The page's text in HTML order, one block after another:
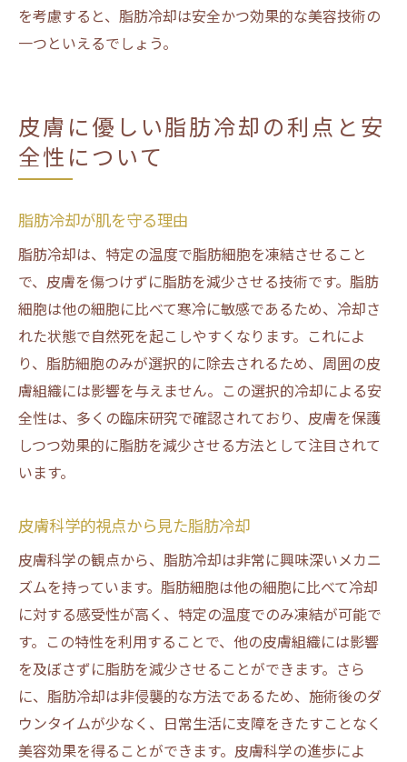
を考慮すると、脂肪冷却は安全かつ効果的な美容技術の
一つといえるでしょう。
皮膚に優しい脂肪冷却の利点と安
全性について
脂肪冷却が肌を守る理由
脂肪冷却は、特定の温度で脂肪細胞を凍結させること
で、皮膚を傷つけずに脂肪を減少させる技術です。脂肪
細胞は他の細胞に比べて寒冷に敏感であるため、冷却さ
れた状態で自然死を起こしやすくなります。これによ
り、脂肪細胞のみが選択的に除去されるため、周囲の皮
膚組織には影響を与えません。この選択的冷却による安
全性は、多くの臨床研究で確認されており、皮膚を保護
しつつ効果的に脂肪を減少させる方法として注目されて
います。
皮膚科学的視点から見た脂肪冷却
皮膚科学の観点から、脂肪冷却は非常に興味深いメカニ
ズムを持っています。脂肪細胞は他の細胞に比べて冷却
に対する感受性が高く、特定の温度でのみ凍結が可能で
す。この特性を利用することで、他の皮膚組織には影響
を及ぼさずに脂肪を減少させることができます。さら
に、脂肪冷却は非侵襲的な方法であるため、施術後のダ
ウンタイムが少なく、日常生活に支障をきたすことなく
美容効果を得ることができます。皮膚科学の進歩によ